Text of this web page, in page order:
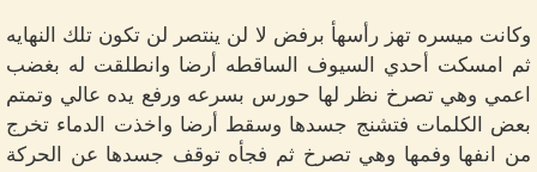
وكانت ميسره تهز رأسهأ برفض لا لن ينتصر لن تكون تلك النهايه
ثم امسكت أحدي السيوف الساقطه أرضا وانطلقت له بغضب
اعمي وهي تصرخ نظر لها حورس بسرعه ورفع يده عالي وتمتم
بعض الكلمات فتشنج جسدها وسقط أرضا واخذت الدماء تخرج
من انفها وفمها وهي تصرخ ثم فجأه توقف جسدها عن الحركة